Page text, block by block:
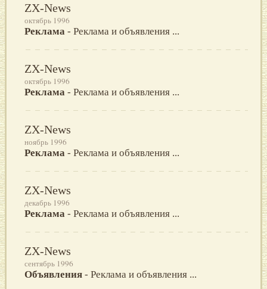
ZX-News
октябрь 1996
Реклама - Реклама и объявления ...
ZX-News
октябрь 1996
Реклама - Реклама и объявления ...
ZX-News
ноябрь 1996
Реклама - Реклама и объявления ...
ZX-News
декабрь 1996
Реклама - Реклама и объявления ...
ZX-News
сентябрь 1996
Объявления - Реклама и объявления ...